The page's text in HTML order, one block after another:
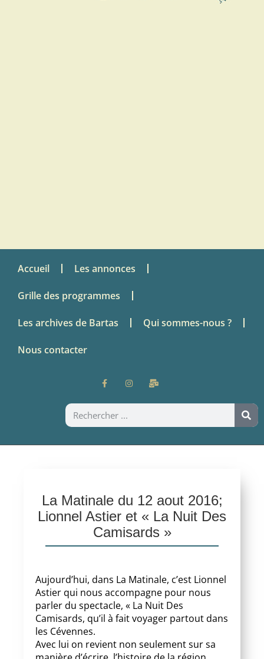
Accueil Les annonces
Grille des programmes
Les archives de Bartas Qui sommes-nous ?
Nous contacter
La Matinale du 12 aout 2016;
Lionnel Astier et « La Nuit Des
Camisards »
Aujourd’hui, dans La Matinale, c’est Lionnel
Astier qui nous accompagne pour nous
parler du spectacle, « La Nuit Des
Camisards, qu’il à fait voyager partout dans
les Cévennes.
Avec lui on revient non seulement sur sa